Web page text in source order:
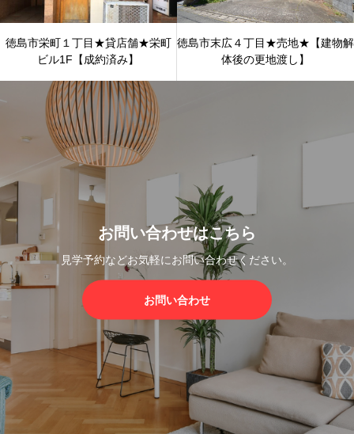
徳島市栄町１丁目★貸店舗★栄町
ビル1F【成約済み】
徳島市末広４丁目★売地★【建物解
体後の更地渡し】
お問い合わせはこちら
見学予約などお気軽にお問い合わせください。
お問い合わせ